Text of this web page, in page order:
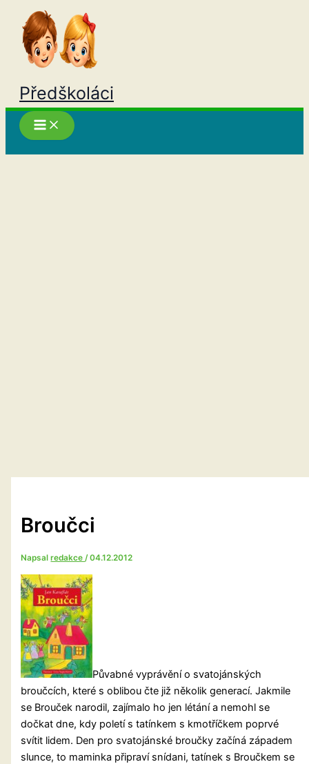
Přeskočit
obsah
Předškoláci
Broučci
Napsalredakce/04.12.2012
Půvabné vyprávění o svatojánských
broučcích, které s oblibou čte již několik generací. Jakmile
se Brouček narodil, zajímalo ho jen létání a nemohl se
dočkat dne, kdy poletí s tatínkem s kmotříčkem poprvé
svítit lidem. Den pro svatojánské broučky začíná západem
slunce, to maminka připraví snídani, tatínek s Broučkem se